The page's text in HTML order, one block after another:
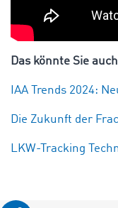
Das könnte Sie
IAA Trends 2024:
Die Zukunft der
LKW-Tracking